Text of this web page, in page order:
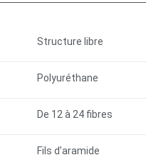
Structure libre
Polyuréthane
De 12 à 24 fibres
Fils d’aramide